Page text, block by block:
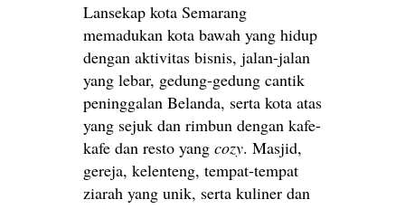
Lansekap kota Semarang
memadukan kota bawah yang hidup
dengan aktivitas bisnis, jalan-jalan
yang lebar, gedung-gedung cantik
peninggalan Belanda, serta kota atas
yang sejuk dan rimbun dengan kafe-
kafe dan resto yang cozy. Masjid,
gereja, kelenteng, tempat-tempat
ziarah yang unik, serta kuliner dan